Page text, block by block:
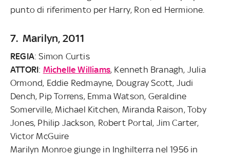
punto di riferimento per Harry, Ron ed Hermione.
7. Marilyn, 2011
REGIA: Simon Curtis
ATTORI: Michelle Williams, Kenneth Branagh, Julia
Ormond, Eddie Redmayne, Dougray Scott, Judi
Dench, Pip Torrens, Emma Watson, Geraldine
Somerville, Michael Kitchen, Miranda Raison, Toby
Jones, Philip Jackson, Robert Portal, Jim Carter,
Victor McGuire
Marilyn Monroe giunge in Inghilterra nel 1956 in